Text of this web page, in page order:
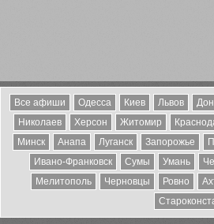
Все афиши Одесса Киев Львов
Николаев
Херсон Житомир
Минск
Анапа Луганск Запорожье
Ивано-Франковск
Сумы Умань
Мелитополь
Черновцы Ровно